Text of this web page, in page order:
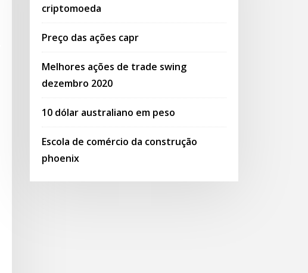
criptomoeda
Preço das ações capr
Melhores ações de trade swing
dezembro 2020
10 dólar australiano em peso
Escola de comércio da construção
phoenix